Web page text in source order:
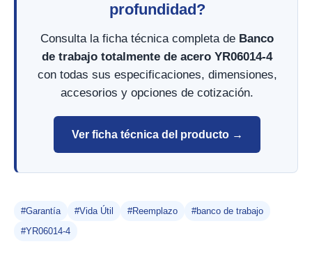
profundidad?
Consulta la ficha técnica completa de Banco
de trabajo totalmente de acero YR06014-4
con todas sus especificaciones, dimensiones,
accesorios y opciones de cotización.
Ver ficha técnica del producto →
#Garantía #Vida Útil #Reemplazo
#banco de trabajo
#YR06014-4